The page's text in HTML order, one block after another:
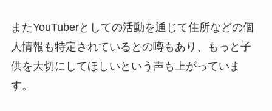
またYouTuberとしての活動を通じて住所などの個
人情報も特定されているとの噂もあり、もっと子
供を大切にしてほしいという声も上がっていま
す。